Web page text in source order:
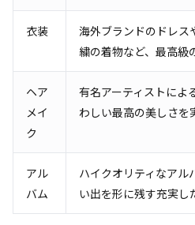
衣装
海外ブランドのドレス
繍の着物など、最高級
ヘア
メイ
ク
有名アーティストによ
わしい最高の美しさを
アル
バム
ハイクオリティなアル
い出を形に残す充実し